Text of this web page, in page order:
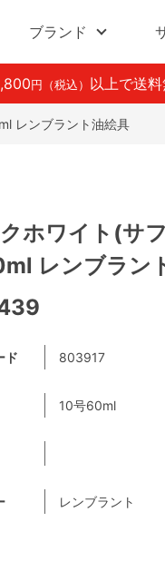
ブランド
円（税込） 以上で送料
レンブラント油絵具
ホワイト(サ
レンブラン
ド 803917
10号60ml
レンブラント